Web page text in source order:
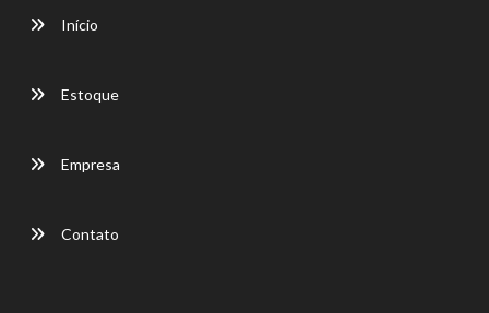
Início
Estoque
Empresa
Contato